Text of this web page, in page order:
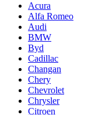
Acura
Alfa Romeo
Audi
BMW
Byd
Cadillac
Changan
Chery
Chevrolet
Chrysler
Citroen